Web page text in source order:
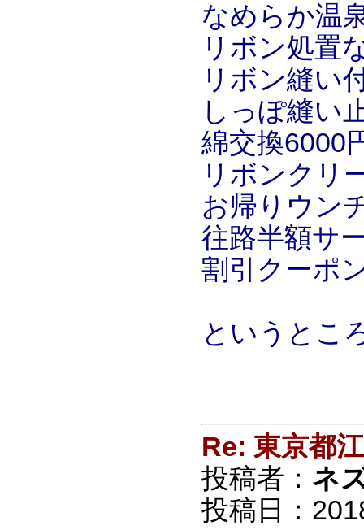
なめらか温
リボン処置
リボン縫い
しっぽ縫い
綿交換6000
リボンクリ
お帰りウン
往路半額サ
割引クーポ
というとこ
Re: 東京都
投稿者： ネ
投稿日：